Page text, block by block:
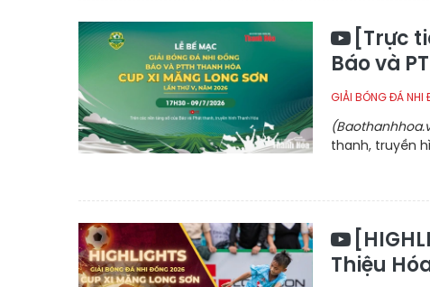
[Trực
Báo và
GIẢI BÓNG ĐÁ NHI
thanh, truyền
Thiệu